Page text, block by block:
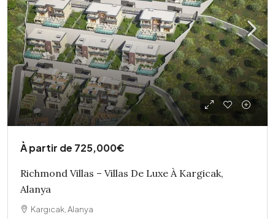
À partir de 725,000€
Richmond Villas – Villas De Luxe À Kargicak,
Alanya
Kargıcak, Alanya